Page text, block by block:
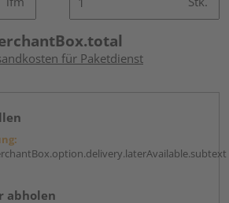
für Paketdienst
abholen